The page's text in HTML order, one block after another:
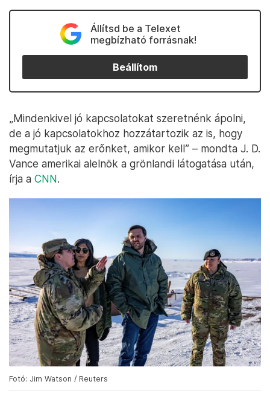
Állítsd be a Telexet
megbízható forrásnak!
Beállítom
„Mindenkivel jó kapcsolatokat szeretnénk ápolni,
de a jó kapcsolatokhoz hozzátartozik az is, hogy
megmutatjuk az erőnket, amikor kell” – mondta J. D.
Vance amerikai alelnök a grönlandi látogatása után,
írja a CNN.
Fotó: Jim Watson / Reuters